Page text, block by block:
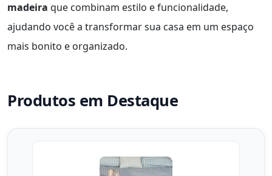
madeira que combinam estilo e funcionalidade,
ajudando você a transformar sua casa em um espaço
mais bonito e organizado.
Produtos em Destaque